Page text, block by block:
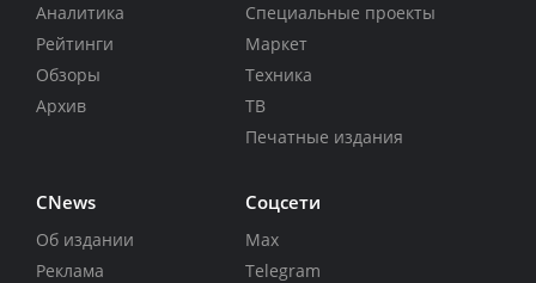
Аналитика
Рейтинги
Обзоры
Архив
Специальные проекты
Маркет
Техника
ТВ
Печатные издания
CNews
Об издании
Реклама
Соцсети
Max
Telegram